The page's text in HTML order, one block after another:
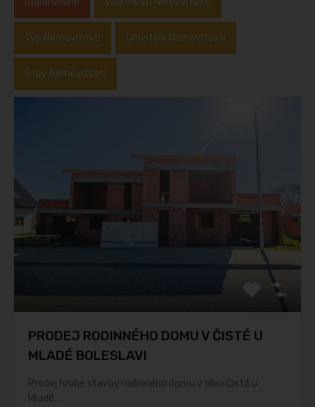
Typ Nemovitosti Umístění Nemovitosti
Stav Nemovitosti
PRODEJ RODINNÉHO DOMU V ČISTÉ U
MLADÉ BOLESLAVI
Prodej hrubé stavby rodinného domu v obci Čistá u
Mladé…